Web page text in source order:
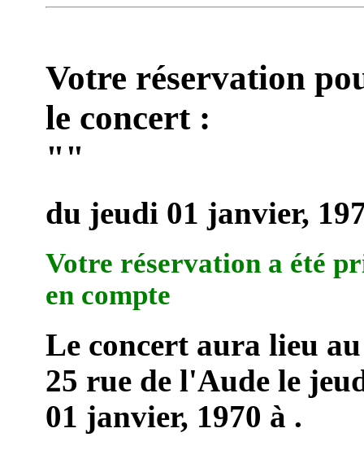
Votre réservation
le concert :
""
du jeudi 01 janvier,
Votre réservation a été
en compte
Le concert aura lieu au
25 rue de l'Aude le
01 janvier, 1970 à .